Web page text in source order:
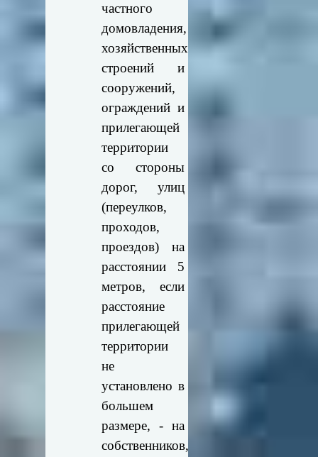
частного
домовладения,
хозяйственных
строений и
сооружений,
ограждений и
прилегающей
территории
со стороны
дорог, улиц
(переулков,
проходов,
проездов) на
расстоянии 5
метров, если
расстояние
прилегающей
территории
не
установлено в
большем
размере, - на
собственников,